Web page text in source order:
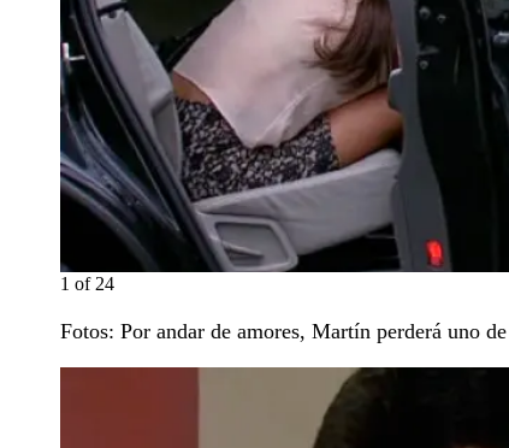
1 of 24
Fotos: Por andar de amores, Martín perderá uno